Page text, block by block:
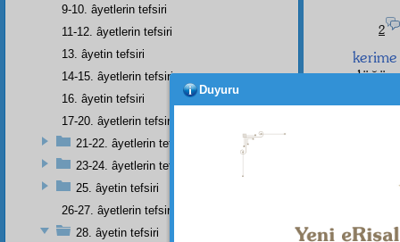
2
kerime
9-10. âyetlerin tefsiri
11-12. âyetlerin tefsiri
13. âyetin tefsiri
14-15. âyetlerin tefsiri
16. âyetin tefsiri
17-20. âyetlerin tefsiri
21-22. âyetlerin tefsiri
23-24. âyetlerin tefsiri
25. âyetin tefsiri
26-27. âyetlerin tefsiri
28. âyetin tefsiri
Duyuru